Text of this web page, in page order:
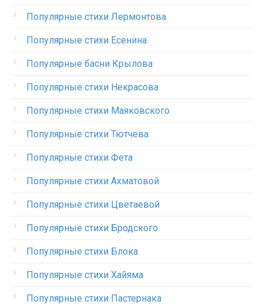
Популярные стихи Лермонтова
Популярные стихи Есенина
Популярные басни Крылова
Популярные стихи Некрасова
Популярные стихи Маяковского
Популярные стихи Тютчева
Популярные стихи Фета
Популярные стихи Ахматовой
Популярные стихи Цветаевой
Популярные стихи Бродского
Популярные стихи Блока
Популярные стихи Хайяма
Популярные стихи Пастернака